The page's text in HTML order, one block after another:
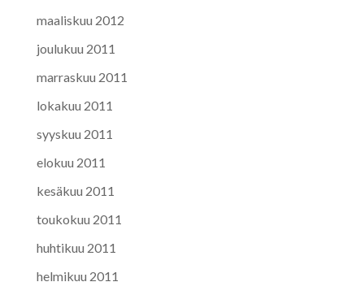
maaliskuu 2012
joulukuu 2011
marraskuu 2011
lokakuu 2011
syyskuu 2011
elokuu 2011
kesäkuu 2011
toukokuu 2011
huhtikuu 2011
helmikuu 2011